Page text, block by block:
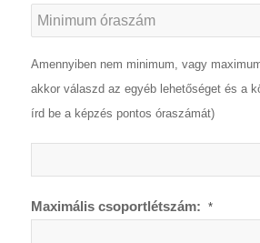
Amennyiben nem minimum, vagy
akkor válaszd az egyéb lehetőséget és a
írd be a képzés pontos óraszámát)
Maximális csoportlétszám: *